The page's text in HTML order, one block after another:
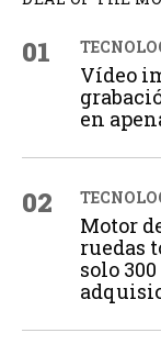
01
Vídeo
en
02
Motor
ruedas
solo